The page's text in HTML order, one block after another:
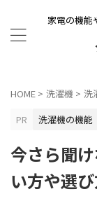
家電の機能
HOME > 洗濯機 > 洗
PR
洗濯機の機能
今さら聞
い方や選